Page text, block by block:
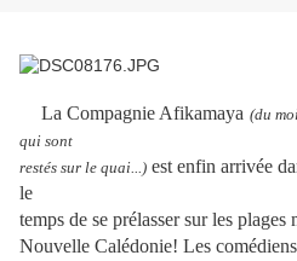
La Compagnie Afikamaya (du
qui sont
restés sur le quai...) est enfin arrivée
le
temps de se prélasser sur les plages
Nouvelle Calédonie! Les